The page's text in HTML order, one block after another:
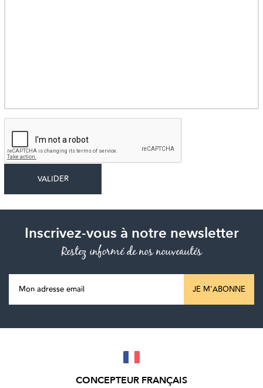
Inscrivez-vous à notre newsletter
Restez informé de nos nouveautés
JE M'ABONNE
CONCEPTEUR FRANÇAIS